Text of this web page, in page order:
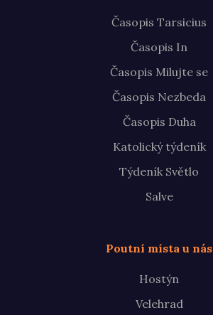
Časopis Tarsicius
Časopis In
Časopis Milujte se
Časopis Nezbeda
Časopis Duha
Katolický týdeník
Týdeník Světlo
Salve
Poutní místa u nás
Hostýn
Velehrad